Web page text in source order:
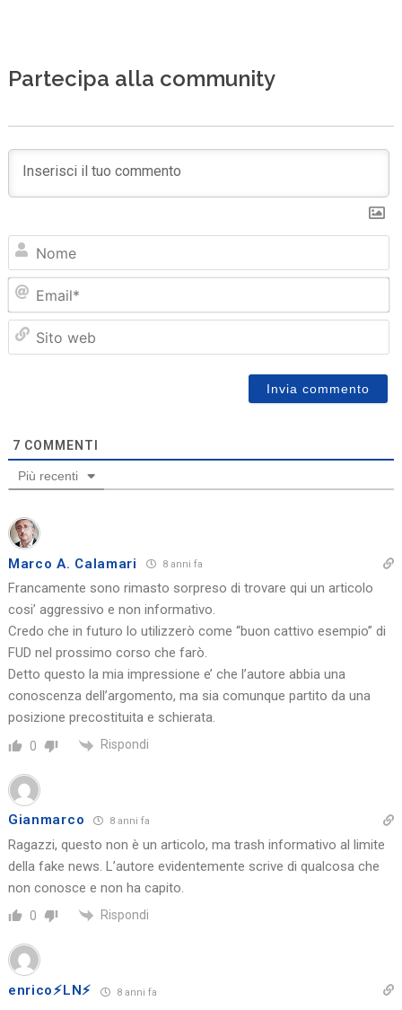
Partecipa alla community
7 COMMENTI
Più recenti
Marco A. Calamari 8 anni fa
Francamente sono rimasto sorpreso di trovare qui un articolo
cosi’ aggressivo e non informativo.
Credo che in futuro lo utilizzerò come “buon cattivo esempio” di
FUD nel prossimo corso che farò.
Detto questo la mia impressione e’ che l’autore abbia una
conoscenza dell’argomento, ma sia comunque partito da una
posizione precostituita e schierata.
0 Rispondi
Gianmarco 8 anni fa
Ragazzi, questo non è un articolo, ma trash informativo al limite
della fake news. L’autore evidentemente scrive di qualcosa che
non conosce e non ha capito.
0 Rispondi
enrico⚡️LN⚡️ 8 anni fa